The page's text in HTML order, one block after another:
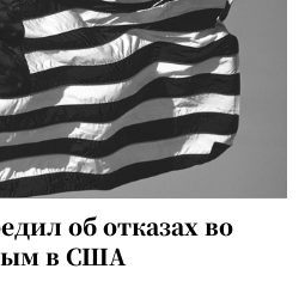
об отказах во
в США